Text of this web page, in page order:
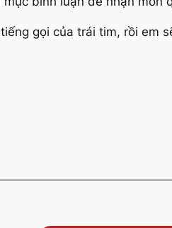
gọi của trái tim, rồi em